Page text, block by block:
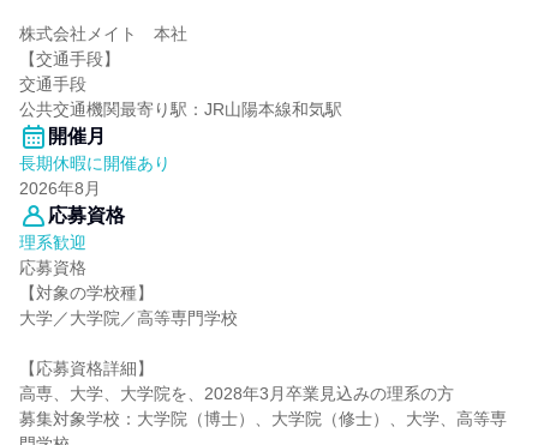
株式会社メイト 本社
【交通手段】
交通手段
公共交通機関最寄り駅：JR山陽本線和気駅
開催月
長期休暇に開催あり
2026年8月
応募資格
理系歓迎
応募資格
【対象の学校種】
大学／大学院／高等専門学校
【応募資格詳細】
高専、大学、大学院を、2028年3月卒業見込みの理系の方
募集対象学校：大学院（博士）、大学院（修士）、大学、高等専